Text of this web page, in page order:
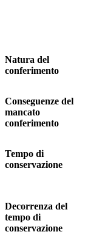
Natura del
conferimento
Conseguenze del
mancato
conferimento
Tempo di
conservazione
Decorrenza del
tempo di
conservazione